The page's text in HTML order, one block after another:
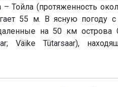
– Тойла (протяженность
55 м. В ясную погоду
на 50 км острова
Väike Tütarsaar),